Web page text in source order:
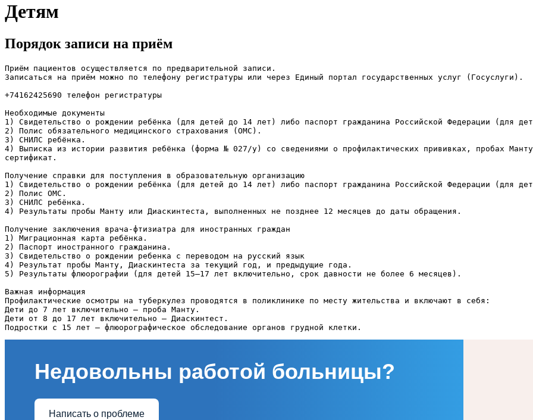
Детям
Порядок записи на приём
Приём пациентов осуществляется по предварительной записи.
Записаться на приём можно по телефону регистратуры или через Единый портал государственных услуг (Госуслуги).
+74162425690 телефон регистратуры
Необходимые документы
1) Свидетельство о рождении ребёнка (для детей до 14 лет) либо паспорт гражданина Российской Федерации (для
2) Полис обязательного медицинского страхования (ОМС).
3) СНИЛС ребёнка.
4) Выписка из истории развития ребёнка (форма № 027/у) со сведениями о профилактических прививках, пробах
сертификат.
Получение справки для поступления в образовательную организацию
1) Свидетельство о рождении ребёнка (для детей до 14 лет) либо паспорт гражданина Российской Федерации (для
2) Полис ОМС.
3) СНИЛС ребёнка.
4) Результаты пробы Манту или Диаскинтеста, выполненных не позднее 12 месяцев до даты обращения.
Получение заключения врача-фтизиатра для иностранных граждан
1) Миграционная карта ребёнка.
2) Паспорт иностранного гражданина.
3) Свидетельство о рождении ребенка с переводом на русский язык
4) Результат пробы Манту, Диаскинтеста за текущий год, и предыдущие года.
5) Результаты флюорографии (для детей 15–17 лет включительно, срок давности не более 6 месяцев).
Важная информация
Профилактические осмотры на туберкулез проводятся в поликлинике по месту жительства и включают в себя:
Дети до 7 лет включительно — проба Манту.
Дети от 8 до 17 лет включительно — Диаскинтест.
Подростки с 15 лет — флюорографическое обследование органов грудной клетки.
Недовольны работой больницы?
Написать о проблеме